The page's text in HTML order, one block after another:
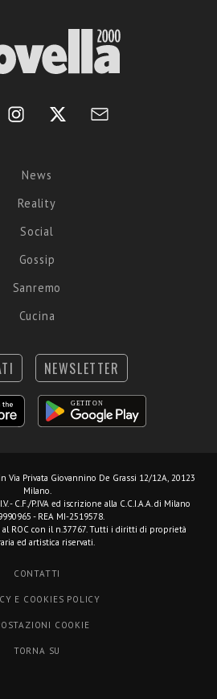
News
Reality
Social
Gossip
Sanremo
Cucina
NEWSLETTER
Via Privata Giovannino De Grassi 12/12A, 20123
Milano.
- C.F./P.IVA ed iscrizione alla C.C.I.A.A. di Milano
- REA MI-2519578.
ROC con il n.37767. Tutti i diritti di proprietà
ed artistica riservati.
CONTATTI
E COOKIES POLICY
COOKIE
TORNA SU